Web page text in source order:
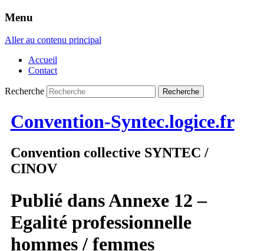
Menu
Aller au contenu principal
Accueil
Contact
Recherche
Convention-Syntec.logice.fr
Convention collective SYNTEC /
CINOV
Publié dansAnnexe 12 –
Egalité professionnelle
hommes / femmes